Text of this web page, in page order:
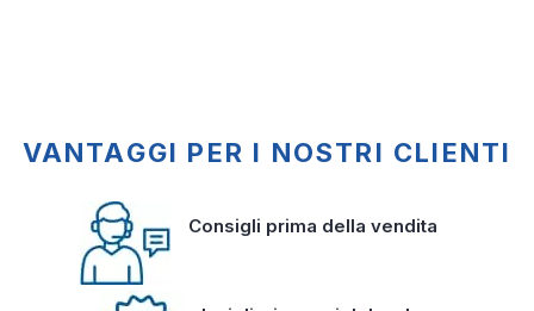
VANTAGGI PER I NOSTRI CLIENTI
Consigli prima della vendita